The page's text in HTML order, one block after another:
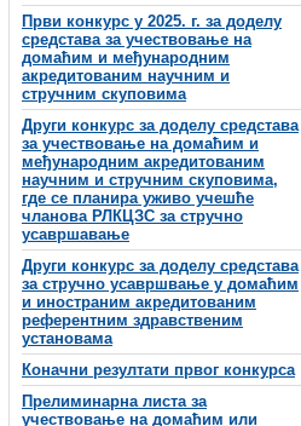
Први конкурс у 2025. г. за доделу
средстава за учествовање на
домаћим и међународним
акредитованим научним и
стручним скуповима
Други конкурс за доделу средстава
за учествовање на домаћим и
међународним акредитованим
научним и стручним скуповима,
где се планира уживо учешће
чланова РЛКЦЗС за стручно
усавршавање
Други конкурс за доделу средстава
за стручно усавршвање у домаћим
и иностраним акредитованим
референтним здравственим
установама
Коначни резултати првог конкурса
Прелиминарна листа за
учествовање на домаћим или